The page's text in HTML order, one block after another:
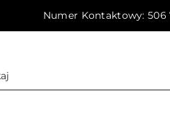
Numer Kontaktowy: 506